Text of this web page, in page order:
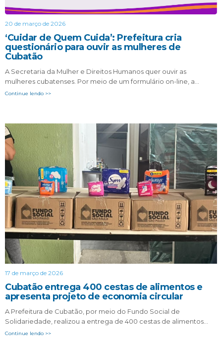
20 de março de 2026
‘Cuidar de Quem Cuida’: Prefeitura cria
questionário para ouvir as mulheres de
Cubatão
A Secretaria da Mulher e Direitos Humanos quer ouvir as
mulheres cubatenses. Por meio de um formulário on-line, a…
Continue lendo >>
17 de março de 2026
Cubatão entrega 400 cestas de alimentos e
apresenta projeto de economia circular
A Prefeitura de Cubatão, por meio do Fundo Social de
Solidariedade, realizou a entrega de 400 cestas de alimentos…
Continue lendo >>